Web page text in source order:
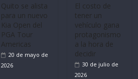
Quito se alista
para un nuevo
Kia Open del
PGA Tour
Americas
20 de mayo de
2026
El costo de
tener un
vehículo gana
protagonismo
a la hora de
decidir
30 de julio de
2026